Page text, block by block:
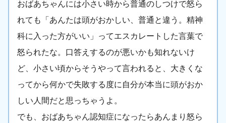
おばあちゃんには小さい時から普通のしつけで怒ら
れても「あんたは頭がおかしい、普通と違う。精神
科に入った方がいい」ってエスカレートした言葉で
怒られたな。口答えするのが悪いかも知れないけ
ど、小さい頃からそうやって言われると、大きくな
ってから何かで失敗する度に自分が本当に頭がおか
しい人間だと思っちゃうよ。
でも、おばあちゃん認知症になったらあんまり怒ら